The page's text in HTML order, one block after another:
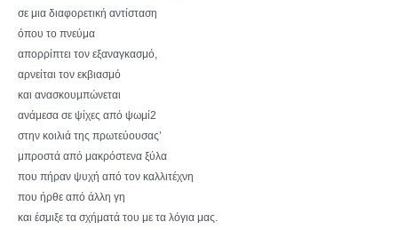
σε μια διαφορετική αντίσταση
όπου το πνεύμα
απορρίπτει τον εξαναγκασμό,
αρνείται τον εκβιασμό
και ανασκουμπώνεται
ανάμεσα σε ψίχες από ψωμί2
στην κοιλιά της πρωτεύουσας’
μπροστά από μακρόστενα ξύλα
που πήραν ψυχή από τον καλλιτέχνη
που ήρθε από άλλη γη
και έσμιξε τα σχήματά του με τα λόγια μας.